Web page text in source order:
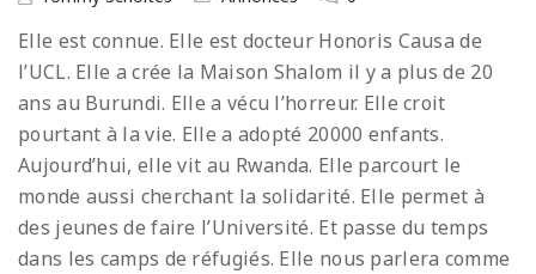
Elle est connue. Elle est docteur Honoris Causa de
l’UCL. Elle a crée la Maison Shalom il y a plus de 20
ans au Burundi. Elle a vécu l’horreur. Elle croit
pourtant à la vie. Elle a adopté 20000 enfants.
Aujourd’hui, elle vit au Rwanda. Elle parcourt le
monde aussi cherchant la solidarité. Elle permet à
des jeunes de faire l’Université. Et passe du temps
dans les camps de réfugiés. Elle nous parlera comme